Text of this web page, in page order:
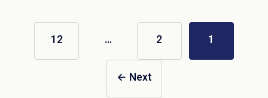
1
2
…
12
Next
←